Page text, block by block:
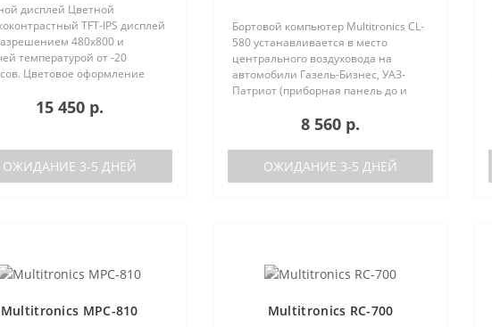
дисплей Цветной
TFT-IPS дисплей
480х800 и
температурой от -20
Цветовое оформление
индивидуально (по
15 450 р.
ОЖИДАНИЕ 3-5 ДНЕЙ
Бортовой компьютер Multitronics CL-
580 устанавливается в место
центрального воздуховода на
автомобили Газель-Бизнес, УАЗ-
Патриот (приборная панель до и
характеристики Поддержка двух
баков (подключается к двум
датчикам..
8 560 р.
ОЖИДАНИЕ 3-5 ДНЕЙ
Multitronics MPC-810 Multitronics RC-700